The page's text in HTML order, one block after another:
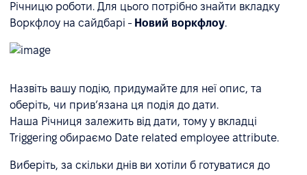
Річницю роботи. Для цього потрібно знайти вкладку
Воркфлоу на сайдбарі - Новий воркфлоу.
Назвіть вашу подію, придумайте для неї опис, та
оберіть, чи привʼязана ця подія до дати.
Наша Річниця залежить від дати, тому у вкладці
Triggering обираємо Date related employee attribute.
Виберіть, за скільки днів ви хотіли б готуватися до